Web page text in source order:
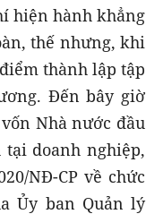
hiện hành khẳng
thế nhưng, khi
thành lập tập
Đến bây giờ
Nhà nước đầu
doanh nghiệp,
NĐ-CP về chức
Ủy ban Quản lý